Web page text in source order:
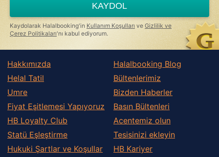
ignore
this
field
KAYDOL
Kaydolarak Halalbooking'in Kullanım Koşulları ve Gizlilik ve
Çerez Politikaları'nı kabul ediyorum.
Hakkımızda
Helal Tatil
Umre
Fiyat Eşitlemesi Yapıyoruz
HB Loyalty Club
Statü Eşleştirme
Hukuki Şartlar ve Koşullar
Halalbooking Blog
Bültenlerimiz
Bizden Haberler
Basın Bültenleri
Acentemiz olun
Tesisinizi ekleyin
HB Kariyer